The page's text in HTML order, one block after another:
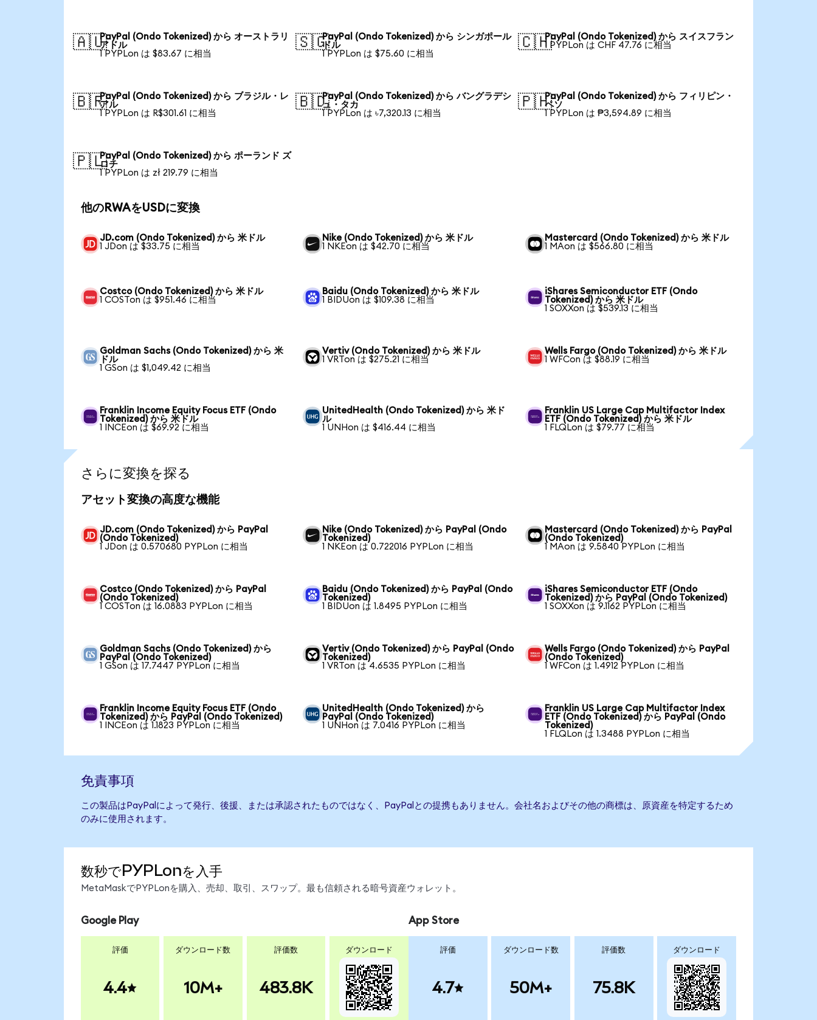
🇦🇺PayPal (Ondo Tokenized) から オーストラリ
アドル
1 PYPLon は $83.67 に相当
🇸🇬PayPal (Ondo Tokenized) から シンガポール
ドル
1 PYPLon は $75.60 に相当
🇨🇭PayPal (Ondo Tokenized) から スイスフラン
1 PYPLon は CHF 47.76 に相当
🇧🇷PayPal (Ondo Tokenized) から ブラジル・レ
アル
1 PYPLon は R$301.61 に相当
🇧🇩PayPal (Ondo Tokenized) から バングラデシ
ュ・タカ
1 PYPLon は ৳7,320.13 に相当
🇵🇭PayPal (Ondo Tokenized) から フィリピン・
ペソ
1 PYPLon は ₱3,594.89 に相当
🇵🇱PayPal (Ondo Tokenized) から ポーランド ズ
ロチ
1 PYPLon は zł 219.79 に相当
他のRWAをUSDに変換
JD.com (Ondo Tokenized) から 米ドル
1 JDon は $33.75 に相当
Nike (Ondo Tokenized) から 米ドル
1 NKEon は $42.70 に相当
Mastercard (Ondo Tokenized) から 米ドル
1 MAon は $566.80 に相当
Costco (Ondo Tokenized) から 米ドル
1 COSTon は $951.46 に相当
Baidu (Ondo Tokenized) から 米ドル
1 BIDUon は $109.38 に相当
iShares Semiconductor ETF (Ondo
Tokenized) から 米ドル
1 SOXXon は $539.13 に相当
Goldman Sachs (Ondo Tokenized) から 米
ドル
1 GSon は $1,049.42 に相当
Vertiv (Ondo Tokenized) から 米ドル
1 VRTon は $275.21 に相当
Wells Fargo (Ondo Tokenized) から 米ドル
1 WFCon は $88.19 に相当
Franklin Income Equity Focus ETF (Ondo
Tokenized) から 米ドル
1 INCEon は $69.92 に相当
UnitedHealth (Ondo Tokenized) から 米ド
ル
1 UNHon は $416.44 に相当
Franklin US Large Cap Multifactor Index
ETF (Ondo Tokenized) から 米ドル
1 FLQLon は $79.77 に相当
さらに変換を探る
アセット変換の高度な機能
JD.com (Ondo Tokenized) から PayPal
(Ondo Tokenized)
1 JDon は 0.570680 PYPLon に相当
Nike (Ondo Tokenized) から PayPal (Ondo
Tokenized)
1 NKEon は 0.722016 PYPLon に相当
Mastercard (Ondo Tokenized) から PayPal
(Ondo Tokenized)
1 MAon は 9.5840 PYPLon に相当
Costco (Ondo Tokenized) から PayPal
(Ondo Tokenized)
1 COSTon は 16.0883 PYPLon に相当
Baidu (Ondo Tokenized) から PayPal (Ondo
Tokenized)
1 BIDUon は 1.8495 PYPLon に相当
iShares Semiconductor ETF (Ondo
Tokenized) から PayPal (Ondo Tokenized)
1 SOXXon は 9.1162 PYPLon に相当
Goldman Sachs (Ondo Tokenized) から
PayPal (Ondo Tokenized)
1 GSon は 17.7447 PYPLon に相当
Vertiv (Ondo Tokenized) から PayPal (Ondo
Tokenized)
1 VRTon は 4.6535 PYPLon に相当
Wells Fargo (Ondo Tokenized) から PayPal
(Ondo Tokenized)
1 WFCon は 1.4912 PYPLon に相当
Franklin Income Equity Focus ETF (Ondo
Tokenized) から PayPal (Ondo Tokenized)
1 INCEon は 1.1823 PYPLon に相当
UnitedHealth (Ondo Tokenized) から
PayPal (Ondo Tokenized)
1 UNHon は 7.0416 PYPLon に相当
Franklin US Large Cap Multifactor Index
ETF (Ondo Tokenized) から PayPal (Ondo
Tokenized)
1 FLQLon は 1.3488 PYPLon に相当
免責事項
この製品はPayPalによって発行、後援、または承認されたものではなく、PayPalとの提携もありません。会社名およびその他の商標は、原資産を特定するため
のみに使用されます。
数秒でPYPLonを入手
MetaMaskでPYPLonを購入、売却、取引、スワップ。最も信頼される暗号資産ウォレット。
Google Play
評価
4.4
ダウンロード数
10M+
評価数
483.8K
ダウンロード
App Store
評価
4.7
ダウンロード数
50M+
評価数
75.8K
ダウンロード